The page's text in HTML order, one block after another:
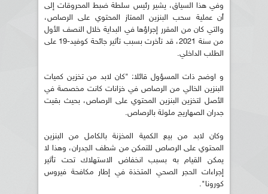
وفي هذا السياق، يشير رئيس سلطة ضبط المحروقات إلى
أن عملية سحب البنزين الممتاز المحتوي على الرصاص،
والتي كان من المقرر إجراؤها في البداية خلال النصف الأول
من سنة 2021، قد تأخرت بسبب تأثير جائحة كوفيد-19 على
الطلب الداخلي.
و اوضح ذات المسؤول قائلا: "كان لابد من تخزين كميات
البنزين الخالي من الرصاص في خزانات كانت مخصصة في
الأصل لتخزين البنزين المحتوي على الرصاص، بحيث بقيت
جدران الصهاريج ملوثة بالرصاص.
وكان لابد من بيع الكمية المخزنة بالكامل من البنزين
المحتوي على الرصاص للتمكن من شطف الجدران، وهذا لا
يمكن القيام به بسبب انخفاض الاستهلاك تحت تأثير
إجراءات الحجر الصحي المتخذة في إطار مكافحة فيروس
كورونا".